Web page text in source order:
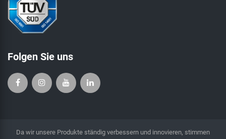
Folgen Sie uns
Da wir unsere Produkte ständig verbessern und innovieren, stimmen